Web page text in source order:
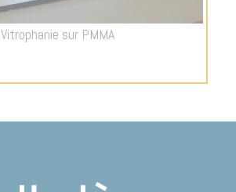
Vitrophanie sur PMMA